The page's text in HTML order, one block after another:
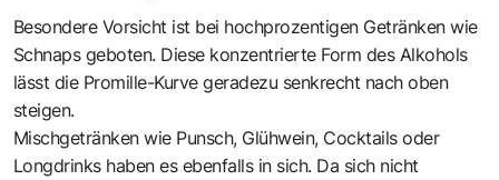
Besondere Vorsicht ist bei hochprozentigen Getränken wie
Schnaps geboten. Diese konzentrierte Form des Alkohols
lässt die Promille-Kurve geradezu senkrecht nach oben
steigen.
Mischgetränken wie Punsch, Glühwein, Cocktails oder
Longdrinks haben es ebenfalls in sich. Da sich nicht